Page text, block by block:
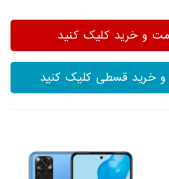
و خرید کلیک کنید
خرید قسطی کلیک کنید